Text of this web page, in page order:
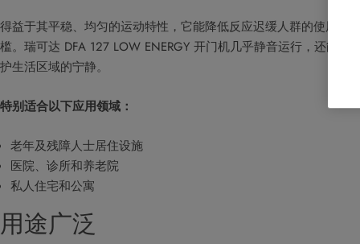
得益于其平稳、均匀的运动特性，它能降低反应迟缓人群的使用门
槛。瑞可达 DFA 127 LOW ENERGY 开门机几乎静音运行，还能保
护生活区域的宁静。
特别适合以下应用领域：
老年及残障人士居住设施
医院、诊所和养老院
私人住宅和公寓
用途广泛